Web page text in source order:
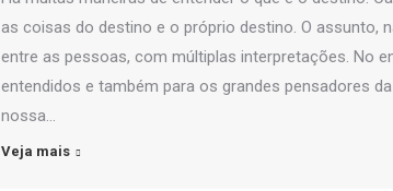
as coisas do destino e o próprio destino. O assunto,
entre as pessoas, com múltiplas interpretações. No
entendidos e também para os grandes pensadores
nossa…
Veja mais